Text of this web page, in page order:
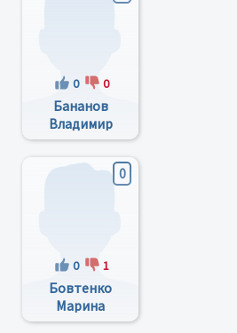
0 0
Бананов
Владимир
Яковлевич
0
0 1
Бовтенко
Марина
Анатольевна